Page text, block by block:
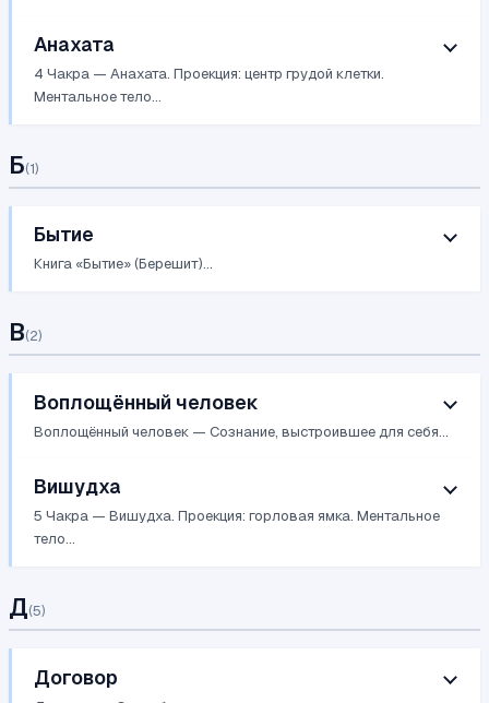
Анахата
4 Чакра — Анахата. Проекция: центр грудой клетки.
Ментальное тело...
Б(1)
Бытие
Книга «Бытие» (Берешит)...
В(2)
Воплощённый человек
Воплощённый человек — Сознание, выстроившее для себя...
Вишудха
5 Чакра — Вишудха. Проекция: горловая ямка. Ментальное
тело...
Д(5)
Договор